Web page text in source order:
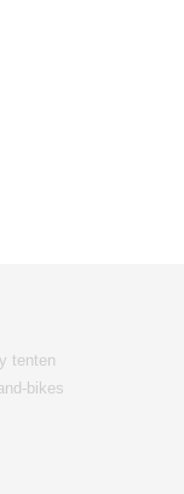
tenten
bikes